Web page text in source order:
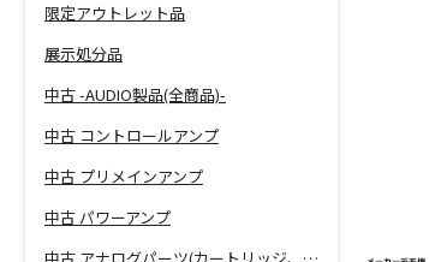
限定アウトレット品
展示処分品
中古 -AUDIO製品(全商品)-
中古 コントロールアンプ
中古 プリメインアンプ
中古 パワーアンプ